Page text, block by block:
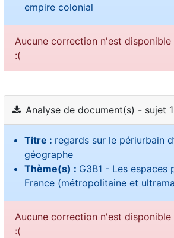
empire colonial
Aucune correction n'est
:(
Analyse de document(s) - sujet 1
Titre : regards sur le périurbain
géographe
Thème(s) : G3B1 - Les espaces
France (métropolitaine et
Aucune correction n'est
:(